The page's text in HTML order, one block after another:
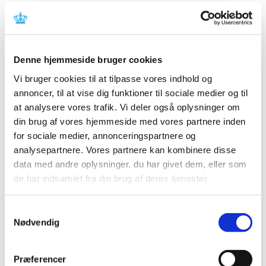
Denne hjemmeside bruger cookies
Vi bruger cookies til at tilpasse vores indhold og
annoncer, til at vise dig funktioner til sociale medier og til
at analysere vores trafik. Vi deler også oplysninger om
din brug af vores hjemmeside med vores partnere inden
for sociale medier, annonceringspartnere og
analysepartnere. Vores partnere kan kombinere disse
data med andre oplysninger, du har givet dem, eller som
de har indsamlet fra din brug af deres tjenester.
Nødvendig
Præferencer
Beløbsgrænserne for medicintilskud gældende
fra 1. januar 2022
Grænserne for medicintilskud gældende fra 1. januar
COVID-19: Lægemiddelstyrelsen forlænger
igen den midlertidige praksis for anmeldelse
af apoteksindkøbspris til Medicinpriser for
Covid-19 vacciner
|10. december 2021|
Lægemiddelstyrelsen har besluttet igen at forlænge den
Frist for ansøgninger om eksportcertifikater